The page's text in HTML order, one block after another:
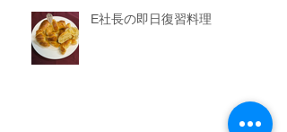
E社長の即日復習料理